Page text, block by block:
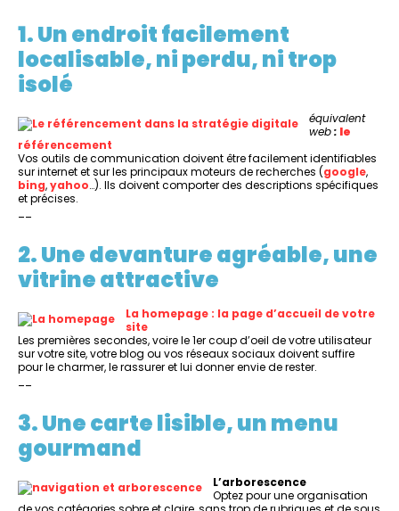
1. Un endroit facilement
localisable, ni perdu, ni trop
isolé
équivalent
web: le
référencement
Vos outils de communication doivent être facilement identifiables
sur internet et sur les principaux moteurs de recherches (google,
bing,yahoo…). Ils doivent comporter des descriptions spécifiques
et précises.
2. Une devanture agréable, une
vitrine attractive
La homepage : la page d’accueil de votre
site
Les premières secondes, voire le 1er coup d’oeil de votre utilisateur
sur votre site, votre blog ou vos réseaux sociaux doivent suffire
pour le charmer, le rassurer et lui donner envie de rester.
3. Une carte lisible, un menu
gourmand
L’arborescence
Optez pour une organisation